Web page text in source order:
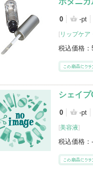
0 -pt
[ リップケア
税込価格：
シェイ
0 -pt
[美容液]
税込価格：